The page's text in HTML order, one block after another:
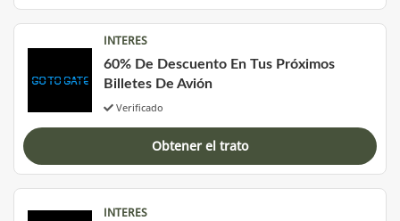
INTERES
60% De Descuento En Tus Próximos
Billetes De Avión
Verificado
Obtener el trato
INTERES